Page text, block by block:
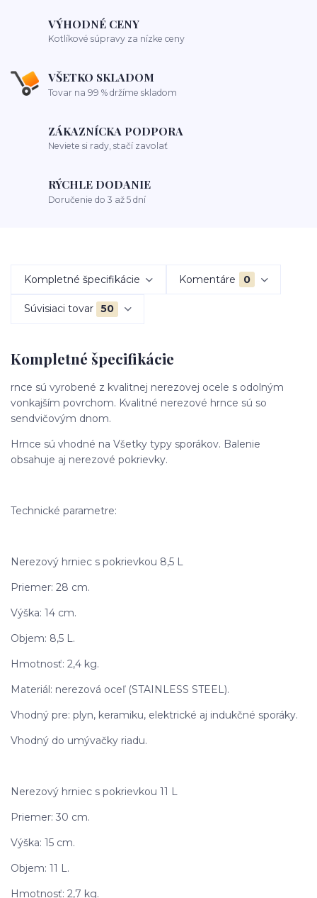
VÝHODNÉ CENY
Kotlíkové súpravy za nízke ceny
VŠETKO SKLADOM
Tovar na 99 % držíme skladom
ZÁKAZNÍCKA PODPORA
Neviete si rady, stačí zavolať
RÝCHLE DODANIE
Doručenie do 3 až 5 dní
Kompletné špecifikácie Komentáre 0
Súvisiaci tovar 50
Kompletné špecifikácie
rnce sú vyrobené z kvalitnej nerezovej ocele s odolným
vonkajším povrchom. Kvalitné nerezové hrnce sú so
sendvičovým dnom.
Hrnce sú vhodné na Všetky typy sporákov. Balenie
obsahuje aj nerezové pokrievky.
Technické parametre:
Nerezový hrniec s pokrievkou 8,5 L
Priemer: 28 cm.
Výška: 14 cm.
Objem: 8,5 L.
Hmotnosť: 2,4 kg.
Materiál: nerezová oceľ (STAINLESS STEEL).
Vhodný pre: plyn, keramiku, elektrické aj indukčné sporáky.
Vhodný do umývačky riadu.
Nerezový hrniec s pokrievkou 11 L
Priemer: 30 cm.
Výška: 15 cm.
Objem: 11 L.
Hmotnosť: 2,7 kg.